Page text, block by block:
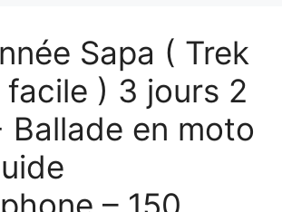
Sapa ( Trek
facile ) 3 jours 2
Ballade en moto
– 150